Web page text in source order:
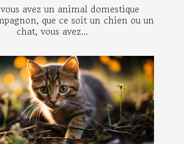
avez un animal domestique
que ce soit un chien ou un
chat, vous avez...